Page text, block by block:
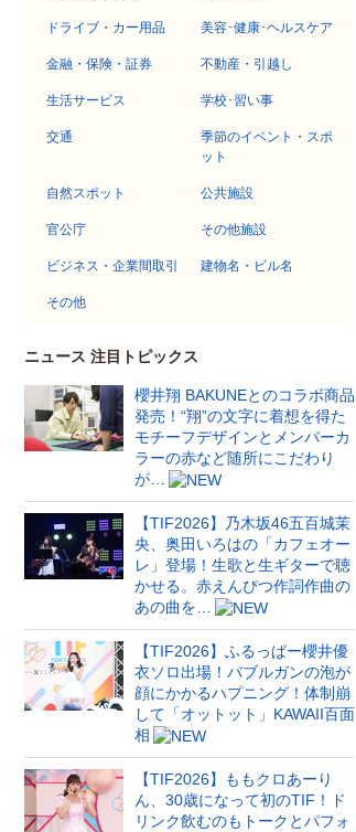
ドライブ・カー用品 美容･健康･ヘルスケア
金融・保険・証券 不動産・引越し
生活サービス 学校･習い事
交通
季節のイベント・スポ
ット
自然スポット 公共施設
官公庁 その他施設
ビジネス・企業間取引 建物名・ビル名
その他
ニュース 注目トピックス
櫻井翔 BAKUNEとのコラボ商品
発売！“翔”の文字に着想を得た
モチーフデザインとメンバーカ
ラーの赤など随所にこだわり
が…
【TIF2026】乃木坂46五百城茉
央、奥田いろはの「カフェオー
レ」登場！生歌と生ギターで聴
かせる。赤えんぴつ作詞作曲の
あの曲を…
【TIF2026】ふるっぱー櫻井優
衣ソロ出場！バブルガンの泡が
顔にかかるハプニング！体制崩
して「オットット」KAWAII百面
相
【TIF2026】ももクロあーり
ん、30歳になって初のTIF！ド
リンク飲むのもトークとパフォ